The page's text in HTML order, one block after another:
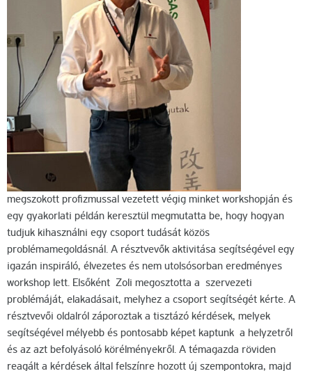
megszokott profizmussal vezetett végig minket workshopján és
egy gyakorlati példán keresztül megmutatta be, hogy hogyan
tudjuk kihasználni egy csoport tudását közös
problémamegoldásnál. A résztvevők aktivitása segítségével egy
igazán inspiráló, élvezetes és nem utolsósorban eredményes
workshop lett. Elsőként Zoli megosztotta a szervezeti
problémáját, elakadásait, melyhez a csoport segítségét kérte. A
résztvevői oldalról záporoztak a tisztázó kérdések, melyek
segítségével mélyebb és pontosabb képet kaptunk a helyzetről
és az azt befolyásoló körélményekről. A témagazda röviden
reagált a kérdések által felszínre hozott új szempontokra, majd